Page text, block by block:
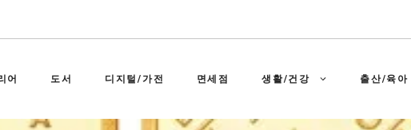
어 도서 디지털/가전 면세점 생활/건강 출산/육아